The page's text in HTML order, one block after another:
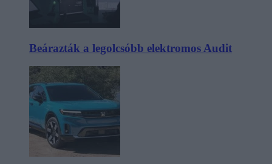
Beárazták a legolcsóbb elektromos Audit